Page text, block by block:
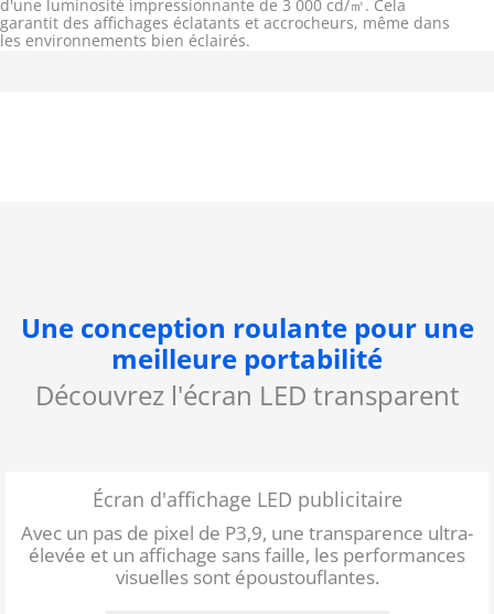
d'une luminosité impressionnante de 3 000 cd/㎡. Cela
garantit des affichages éclatants et accrocheurs, même dans
les environnements bien éclairés.
Une conception roulante pour une
meilleure portabilité
Découvrez l'écran LED transparent
Écran d'affichage LED publicitaire
Avec un pas de pixel de P3,9, une transparence ultra-
élevée et un affichage sans faille, les performances
visuelles sont époustouflantes.